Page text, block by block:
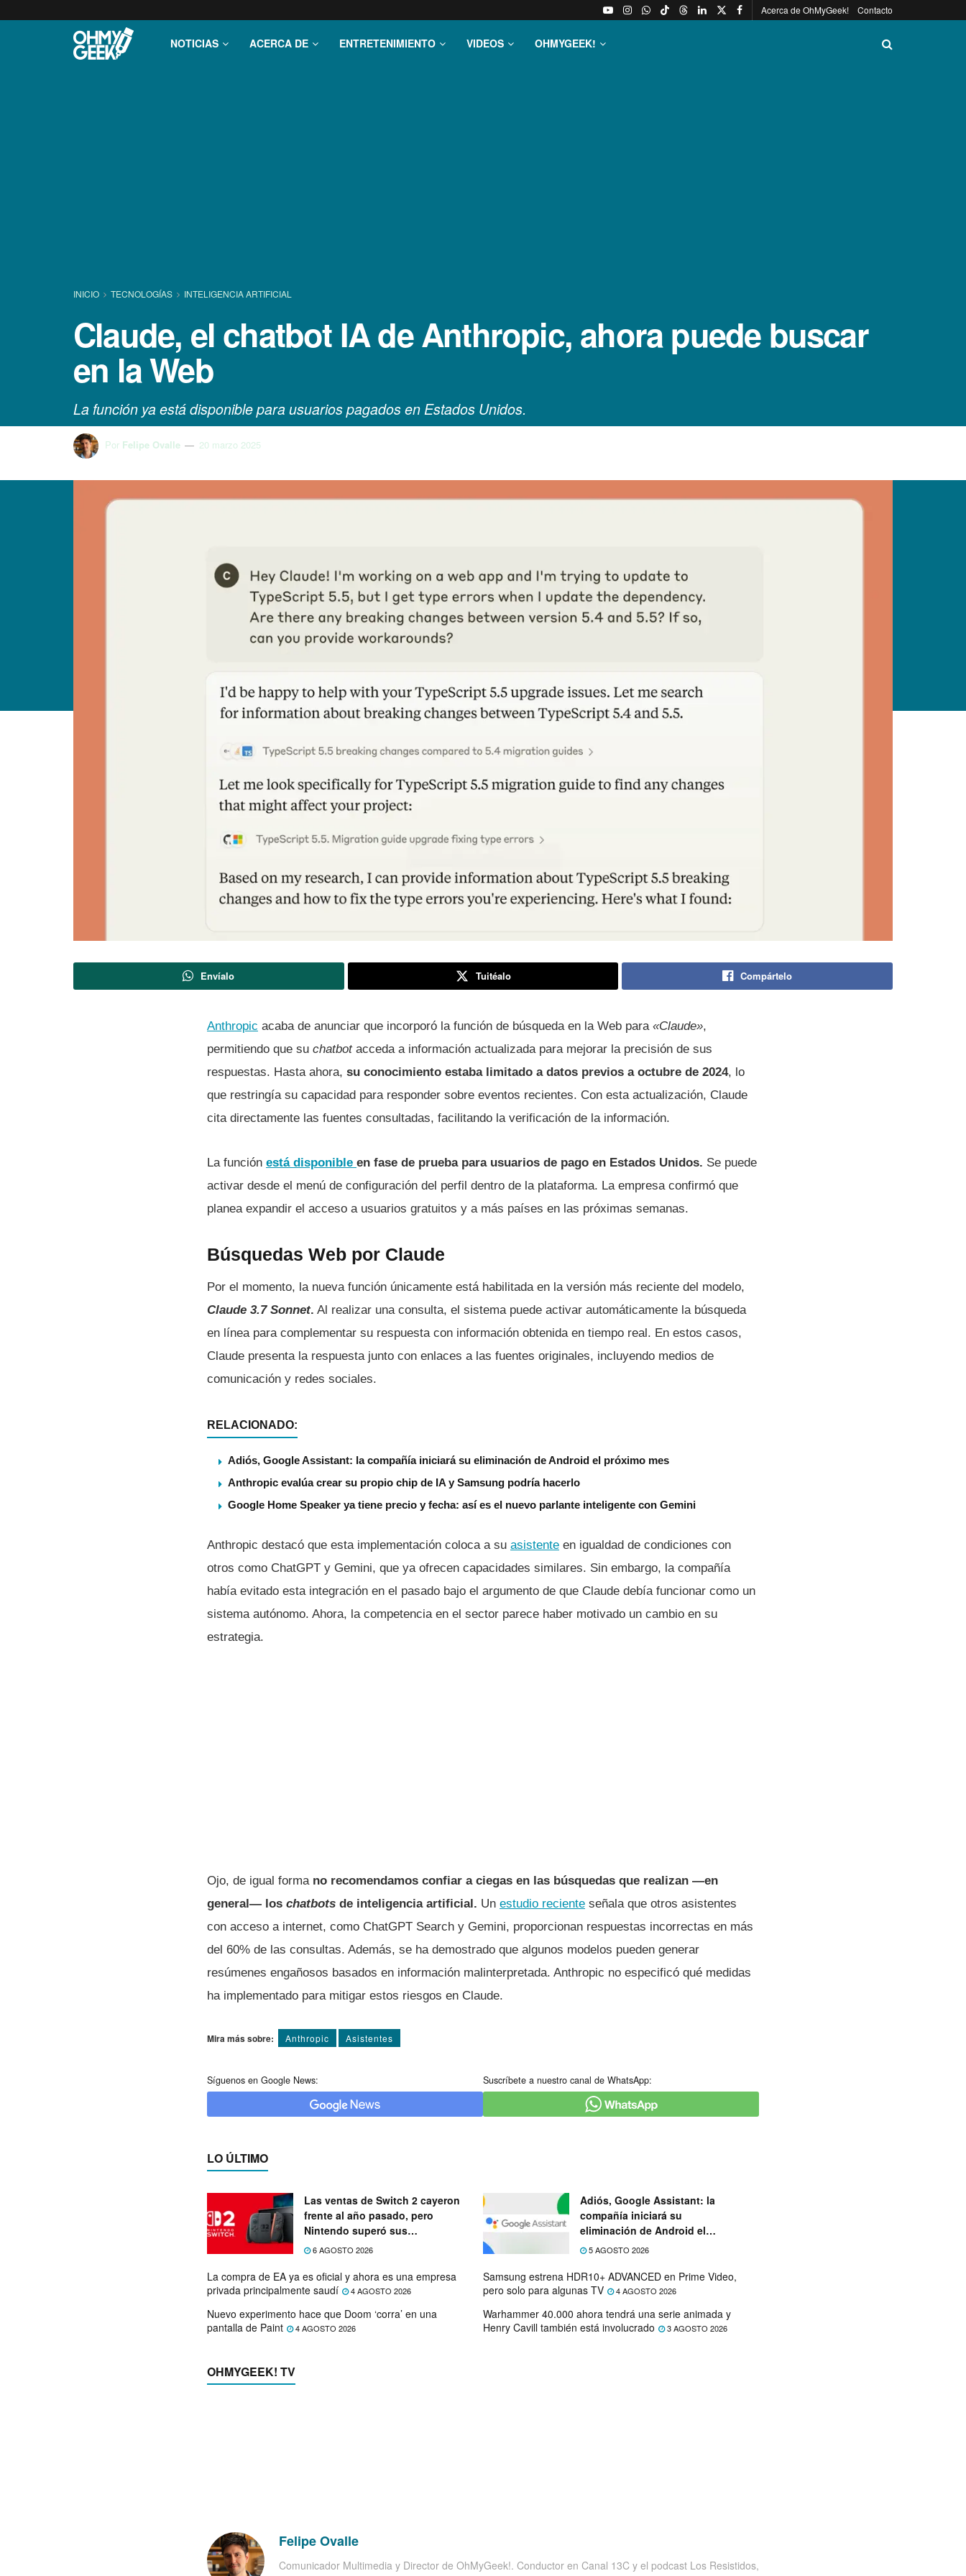
Acerca de OhMyGeek! Contacto
NOTICIAS ACERCA DE ENTRETENIMIENTO VIDEOS OHMYGEEK!
INICIO TECNOLOGÍ­AS INTELIGENCIA ARTIFICIAL
Claude, el chatbot IA de Anthropic, ahora puede buscar
en la Web
La función ya está disponible para usuarios pagados en Estados Unidos.
Por Felipe Ovalle 20 marzo 2025
Envíalo Tuitéalo Compártelo
Anthropic acaba de anunciar que incorporó la función de búsqueda en la Web para «Claude»,
permitiendo que su chatbotacceda a información actualizada para mejorar la precisión de sus
respuestas. Hasta ahora, su conocimiento estaba limitado a datos previos a octubre de 2024, lo
que restringía su capacidad para responder sobre eventos recientes. Con esta actualización, Claude
cita directamente las fuentes consultadas, facilitando la verificación de la información.
La función está disponible en fase de prueba para usuarios de pago en Estados Unidos. Se puede
activar desde el menú de configuración del perfil dentro de la plataforma. La empresa confirmó que
planea expandir el acceso a usuarios gratuitos y a más países en las próximas semanas.
Búsquedas Web por Claude
Por el momento, la nueva función únicamente está habilitada en la versión más reciente del modelo,
Claude 3.7 Sonnet. Al realizar una consulta, el sistema puede activar automáticamente la búsqueda
en línea para complementar su respuesta con información obtenida en tiempo real. En estos casos,
Claude presenta la respuesta junto con enlaces a las fuentes originales, incluyendo medios de
comunicación y redes sociales.
RELACIONADO:
Adiós, Google Assistant: la compañía iniciará su eliminación de Android el próximo mes
Anthropic evalúa crear su propio chip de IA y Samsung podría hacerlo
Google Home Speaker ya tiene precio y fecha: así es el nuevo parlante inteligente con Gemini
Anthropic destacó que esta implementación coloca a su asistente en igualdad de condiciones con
otros como ChatGPT y Gemini, que ya ofrecen capacidades similares. Sin embargo, la compañía
había evitado esta integración en el pasado bajo el argumento de que Claude debía funcionar como un
sistema autónomo. Ahora, la competencia en el sector parece haber motivado un cambio en su
estrategia.
Ojo, de igual forma no recomendamos confiar a ciegas en las búsquedas que realizan —en
general— los chatbots de inteligencia artificial. Un estudio reciente señala que otros asistentes
con acceso a internet, como ChatGPT Search y Gemini, proporcionan respuestas incorrectas en más
del 60% de las consultas. Además, se ha demostrado que algunos modelos pueden generar
resúmenes engañosos basados en información malinterpretada. Anthropic no especificó qué medidas
ha implementado para mitigar estos riesgos en Claude.
Mira más sobre: Anthropic Asistentes
Síguenos en Google News: Suscríbete a nuestro canal de WhatsApp:
LO ÚLTIMO
Las ventas de Switch 2 cayeron
frente al año pasado, pero
Nintendo superó sus
expectativas
6 AGOSTO 2026
Adiós, Google Assistant: la
compañía iniciará su
eliminación de Android el
próximo mes
5 AGOSTO 2026
La compra de EA ya es oficial y ahora es una empresa
privada principalmente saudí
4 AGOSTO 2026
Samsung estrena HDR10+ ADVANCED en Prime Video,
pero solo para algunas TV
4 AGOSTO 2026
Nuevo experimento hace que Doom ‘corra’ en una
pantalla de Paint
4 AGOSTO 2026
Warhammer 40.000 ahora tendrá una serie animada y
Henry Cavill también está involucrado
3 AGOSTO 2026
OHMYGEEK! TV
Felipe Ovalle
Comunicador Multimedia y Director de OhMyGeek!. Conductor en Canal 13C y el podcast Los Resistidos,